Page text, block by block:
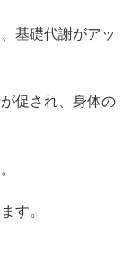
基礎代謝がアッ
促され、身体の
す。